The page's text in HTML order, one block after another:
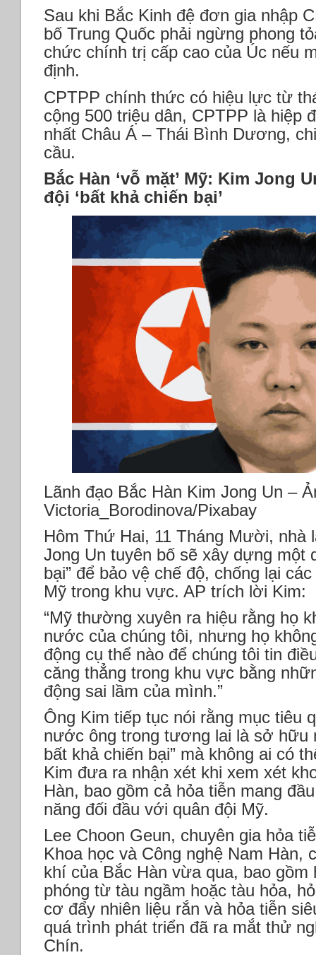
Sau khi Bắc Kinh đệ đơn gia nhập
bố Trung Quốc phải ngừng phong
chức chính trị cấp cao của Úc nếu
định.
CPTPP chính thức có hiệu lực từ
cộng 500 triệu dân, CPTPP là hiệp
nhất Châu Á – Thái Bình Dương,
cầu.
Bắc Hàn ‘vỗ mặt’ Mỹ: Kim Jong
đội ‘bất khả chiến bại’
Lãnh đạo Bắc Hàn Kim Jong Un –
Victoria_Borodinova/Pixabay
Hôm Thứ Hai, 11 Tháng Mười, nhà
Jong Un tuyên bố sẽ xây dựng một
bại” để bảo vệ chế độ, chống lại
Mỹ trong khu vực. AP trích lời Kim:
“Mỹ thường xuyên ra hiệu rằng họ
nước của chúng tôi, nhưng họ
động cụ thể nào để chúng tôi tin
căng thẳng trong khu vực bằng
động sai lầm của mình.”
Ông Kim tiếp tục nói rằng mục tiêu
nước ông trong tương lai là sở hữu
bất khả chiến bại” mà không ai có
Kim đưa ra nhận xét khi xem xét
Hàn, bao gồm cả hỏa tiễn mang
năng đối đầu với quân đội Mỹ.
Lee Choon Geun, chuyên gia hỏa
Khoa học và Công nghệ Nam Hàn,
khí của Bắc Hàn vừa qua, bao gồm
phóng từ tàu ngầm hoặc tàu hỏa,
cơ đẩy nhiên liệu rắn và hỏa tiễn
quá trình phát triển đã ra mắt thử
Chín.